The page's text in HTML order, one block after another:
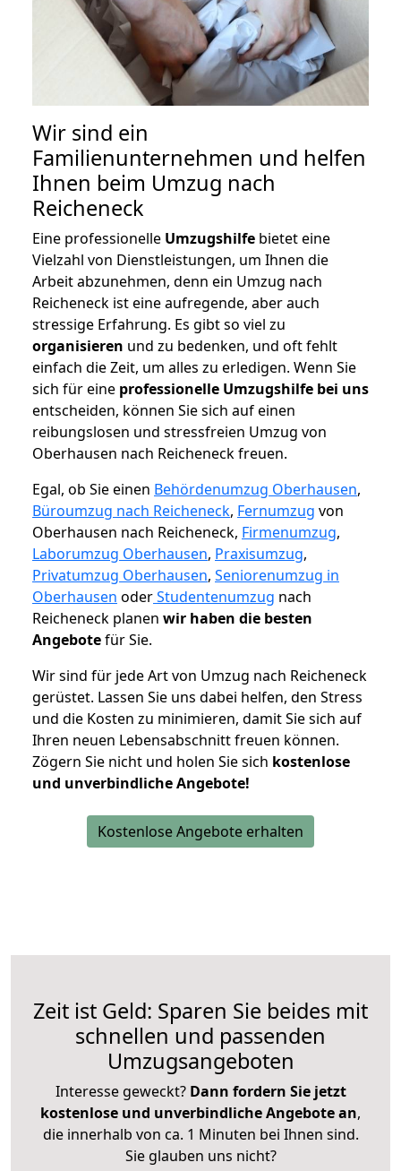
Wir sind ein
Familienunternehmen und helfen
Ihnen beim Umzug nach
Reicheneck
Eine professionelle Umzugshilfe bietet eine
Vielzahl von Dienstleistungen, um Ihnen die
Arbeit abzunehmen, denn ein Umzug nach
Reicheneck ist eine aufregende, aber auch
stressige Erfahrung. Es gibt so viel zu
organisieren und zu bedenken, und oft fehlt
einfach die Zeit, um alles zu erledigen. Wenn Sie
sich für eine professionelle Umzugshilfe bei uns
entscheiden, können Sie sich auf einen
reibungslosen und stressfreien Umzug von
Oberhausen nach Reicheneck freuen.
Egal, ob Sie einen Behördenumzug Oberhausen,
Büroumzug nach Reicheneck, Fernumzug von
Oberhausen nach Reicheneck, Firmenumzug,
Laborumzug Oberhausen, Praxisumzug,
Privatumzug Oberhausen, Seniorenumzug in
Oberhausen oderStudentenumzug nach
Reicheneck planen wir haben die besten
Angebotefür Sie.
Wir sind für jede Art von Umzug nach Reicheneck
gerüstet. Lassen Sie uns dabei helfen, den Stress
und die Kosten zu minimieren, damit Sie sich auf
Ihren neuen Lebensabschnitt freuen können.
Zögern Sie nicht und holen Sie sich kostenlose
und unverbindliche Angebote!
Kostenlose Angebote erhalten
Zeit ist Geld: Sparen Sie beides mit
schnellen und passenden
Umzugsangeboten
Interesse geweckt? Dann fordern Sie jetzt
kostenlose und unverbindliche Angebote an,
die innerhalb von ca. 1 Minuten bei Ihnen sind.
Sie glauben uns nicht?